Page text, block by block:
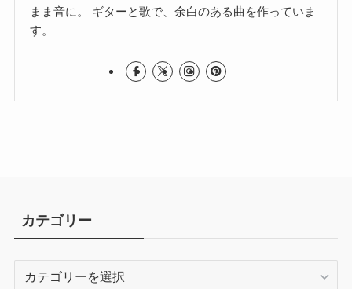
まま音に。 ギターと歌で、余白のある曲を作っていま
す。
カテゴリー